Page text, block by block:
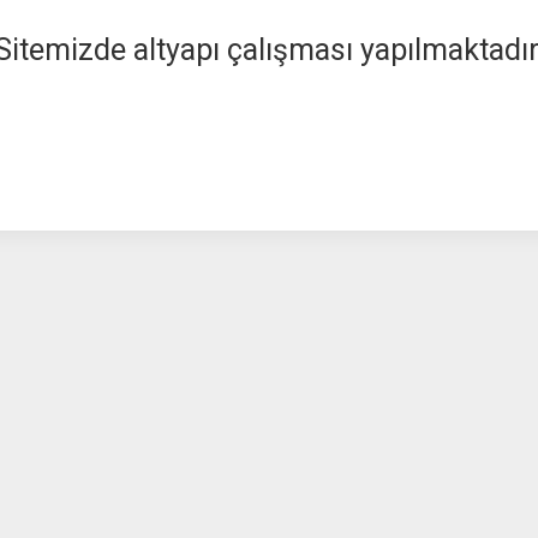
altyapı çalışması